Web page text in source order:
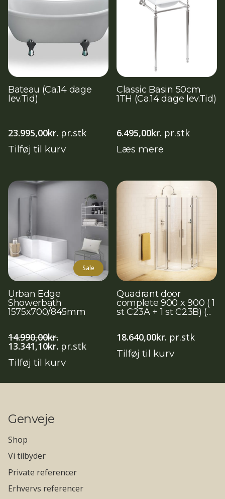
Bateau (Ca.14 dage
lev.Tid)
23.995,00kr. pr.stk
Tilføj til kurv
Classic Basin 50cm
1TH (Ca.14 dage lev.Tid)
6.495,00kr. pr.stk
Læs mere
Sale
Urban Edge
Showerbath
1575x700/845mm
14.990,00kr.
Den
oprindelige
pris
14.990,00kr..
13.341,10kr. Den
aktuelle
pris
13.341,10kr..
pr.stk
Tilføj til kurv
Quadrant door
complete 900 x 900 ( 1
st C23A + 1 st C23B) (...
18.640,00kr. pr.stk
Tilføj til kurv
Genveje
Shop
Vi tilbyder
Private referencer
Erhvervs referencer